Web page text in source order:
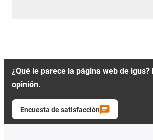
¿Qué le parece la página web de igus?
opinión.
Encuesta de satisfacción